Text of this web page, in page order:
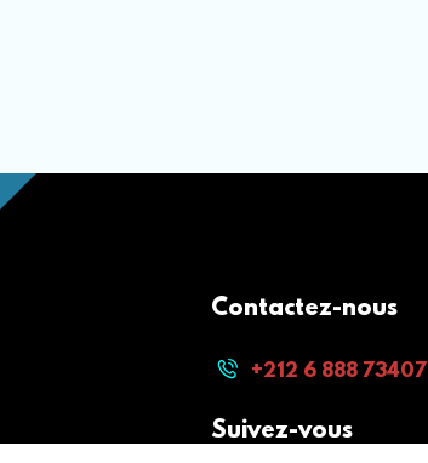
Contactez-nous
+212 6 888 73407
Suivez-vous